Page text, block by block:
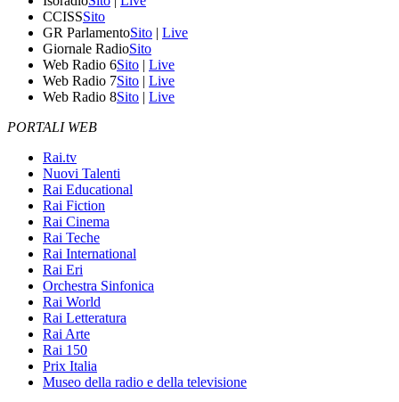
CCISSSito
GR ParlamentoSito | Live
Giornale RadioSito
Web Radio 6Sito | Live
Web Radio 7Sito | Live
Web Radio 8Sito | Live
PORTALI WEB
Rai.tv
Nuovi Talenti
Rai Educational
Rai Fiction
Rai Cinema
Rai Teche
Rai International
Rai Eri
Orchestra Sinfonica
Rai World
Rai Letteratura
Rai Arte
Rai 150
Prix Italia
Museo della radio e della televisione